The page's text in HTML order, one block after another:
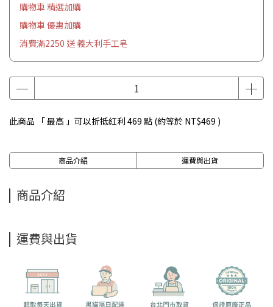
購物車 精選加購
購物車 優惠加購
消費滿2250 送 義大利手工皂
此商品 「 最高 」可以折抵紅利 469 點 (約等於 NT$469 )
商品介紹 運費與出貨
商品介紹
運費與出貨